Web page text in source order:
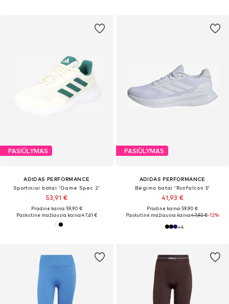
PASIŪLYMAS
ADIDAS PERFORMANCE
Sportiniai batai 'Game Spec 2'
53,91 €
Pradinė kaina: 59,90 €
Paskutinė mažiausia kaina:47,61 €
PASIŪLYMAS
ADIDAS PERFORMANCE
Bėgimo batai 'Runfalcon 5'
41,93 €
Pradinė kaina: 59,90 €
Paskutinė mažiausia kaina:47,92 €-12%
+4